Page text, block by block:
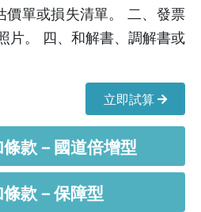
價單或損失清單。 二、發票
片。 四、和解書、調解書或
立即試算
款－國道倍增型
款－保障型